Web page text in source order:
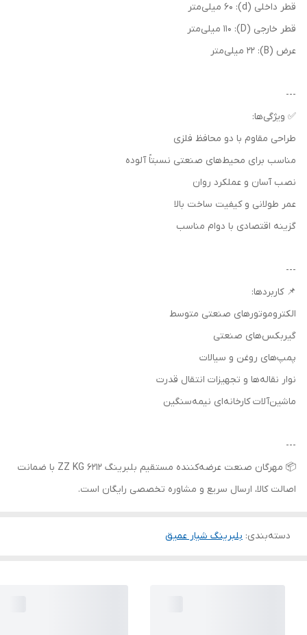
قطر داخلی (d): 60 میلی‌متر
قطر خارجی (D): 110 میلی‌متر
عرض (B): 22 میلی‌متر
---
✅ ویژگی‌ها:
طراحی مقاوم با دو محافظ فلزی
مناسب برای محیط‌های صنعتی نسبتاً آلوده
نصب آسان و عملکرد روان
عمر طولانی و کیفیت ساخت بالا
گزینه اقتصادی با دوام مناسب
---
📌 کاربردها:
الکتروموتورهای صنعتی متوسط
گیربکس‌های صنعتی
پمپ‌های روغن و سیالات
نوار نقاله‌ها و تجهیزات انتقال قدرت
ماشین‌آلات کارخانه‌ای نیمه‌سنگین
---
📦 مهرگان صنعت عرضه‌کننده مستقیم بلبرینگ 6212 ZZ KG با ضمانت
اصالت کالا، ارسال سریع و مشاوره تخصصی رایگان است.
دسته‌بندی: بلبرینگ شیار عمیق